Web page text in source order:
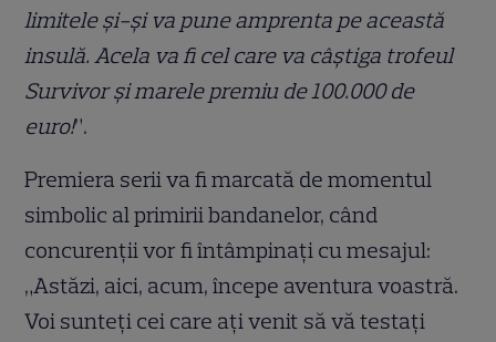
limitele și-și va pune amprenta pe această
insulă. Acela va fi cel care va câștiga trofeul
Survivor și marele premiu de 100.000 de
euro!”.
Premiera serii va fi marcată de momentul
simbolic al primirii bandanelor, când
concurenții vor fi întâmpinați cu mesajul:
„Astăzi, aici, acum, începe aventura voastră.
Voi sunteți cei care ați venit să vă testați